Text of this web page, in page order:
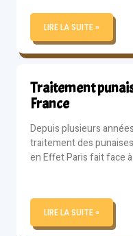
LIRE LA SUITE »
Traitement
France
Depuis plusieurs
traitement des
en Effet Paris fait face
LIRE LA SUITE »